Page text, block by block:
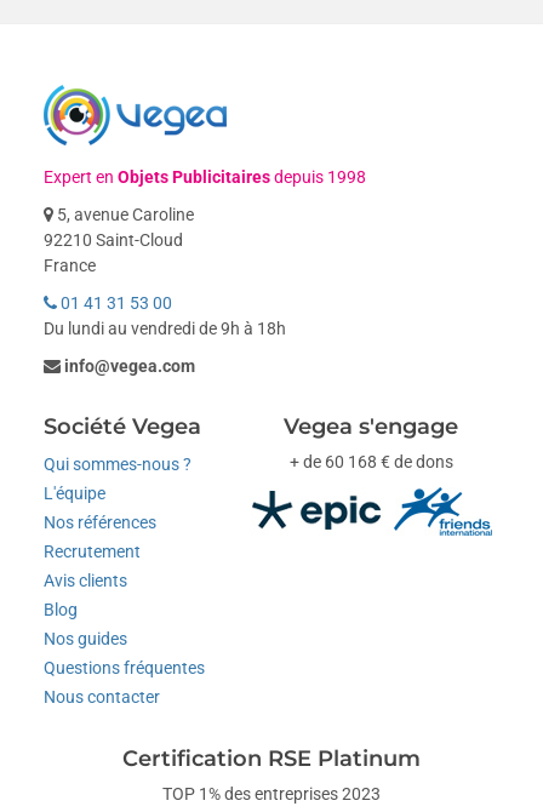
Expert enObjets Publicitairesdepuis 1998
5, avenue Caroline
92210 Saint-Cloud
France
01 41 31 53 00
Du lundi au vendredi de 9h à 18h
info@vegea.com
Société Vegea
Qui sommes-nous ?
L'équipe
Nos références
Recrutement
Avis clients
Blog
Nos guides
Questions fréquentes
Nous contacter
Vegea s'engage
+ de 60 168 € de dons
Certification RSE Platinum
TOP 1% des entreprises 2023